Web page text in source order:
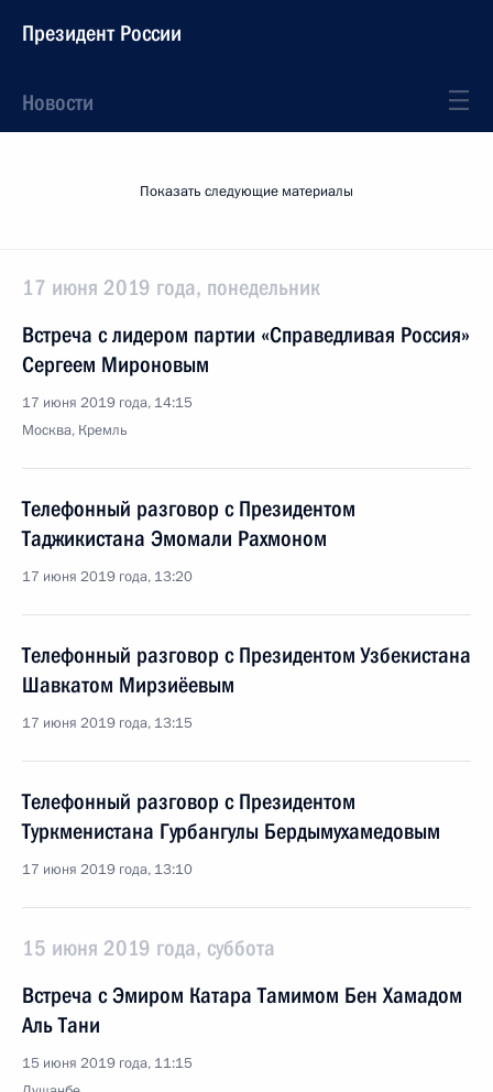
Президент России
Новости
Показать следующие материалы
17 июня 2019 года, понедельник
Встреча с лидером партии «Справедливая Россия»
Сергеем Мироновым
17 июня 2019 года, 14:15
Москва, Кремль
Телефонный разговор с Президентом
Таджикистана Эмомали Рахмоном
17 июня 2019 года, 13:20
Телефонный разговор с Президентом Узбекистана
Шавкатом Мирзиёевым
17 июня 2019 года, 13:15
Телефонный разговор с Президентом
Туркменистана Гурбангулы Бердымухамедовым
17 июня 2019 года, 13:10
15 июня 2019 года, суббота
Встреча с Эмиром Катара Тамимом Бен Хамадом
Аль Тани
15 июня 2019 года, 11:15